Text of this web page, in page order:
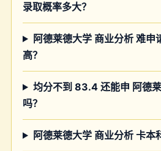
录取概率多大？
阿德莱德大学 商业分析 难申
高？
均分不到 83.4 还能申 阿德
吗？
阿德莱德大学 商业分析 卡本